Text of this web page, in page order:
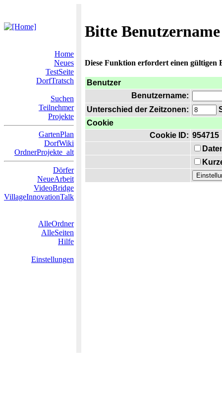
Bitte
Home
Neues
TestSeite
DorfTratsch
Suchen
Teilnehmer
Projekte
GartenPlan
DorfWiki
OrdnerProjekte_alt
Dörfer
NeueArbeit
VideoBridge
VillageInnovationTalk
AlleOrdner
AlleSeiten
Hilfe
Einstellungen
Diese Funktion erfordert einen gültigen
Benutzer
Benutzername:
Unterschied der Zeitzonen:
Cookie
Cookie ID: 954715